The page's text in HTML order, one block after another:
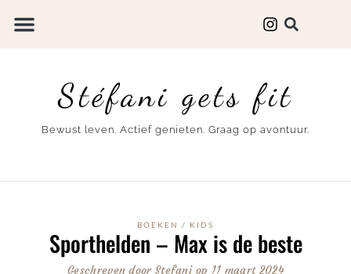
Stéfani gets fit
Bewust leven. Actief genieten. Graag op avontuur.
BOEKEN / KIDS
Sporthelden – Max is de beste
Geschreven doorStefani op 11 maart 2024